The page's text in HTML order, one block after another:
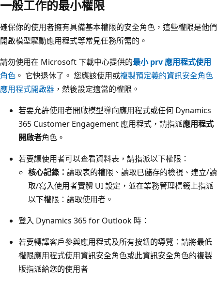
一般工作的最小權限
確保你的使用者擁有具備基本權限的安全角色，這些權限是他們
開啟模型驅動應用程式等常見任務所需的。
請勿使用在 Microsoft 下載中心提供的最小 prv 應用程式使用
角色 。 它快退休了。 您應該使用或複製預定義的資訊安全角色
應用程式開啟器 ，然後設定適當的權限。
若要允許使用者開啟模型導向應用程式或任何 Dynamics
365 Customer Engagement 應用程式，請指派應用程式
開啟者角色。
若要讓使用者可以查看資料表，請指派以下權限：
核心記錄： 讀取表的權限、讀取已儲存的檢視、建立/讀
取/寫入使用者實體 UI 設定，並在業務管理標籤上指派
以下權限：讀取使用者。
登入 Dynamics 365 for Outlook 時：
若要轉譯客戶參與應用程式及所有按鈕的導覽：請將最低
權限應用程式使用資訊安全角色或此資訊安全角色的複製
版指派給您的使用者